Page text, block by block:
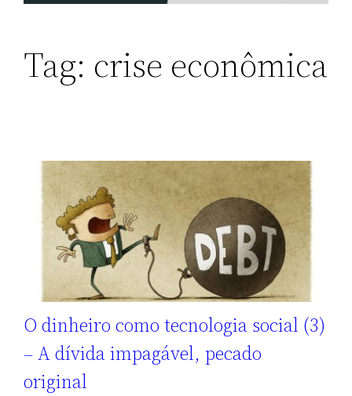
Tag: crise econômica
O dinheiro como tecnologia social (3)
– A dívida impagável, pecado
original